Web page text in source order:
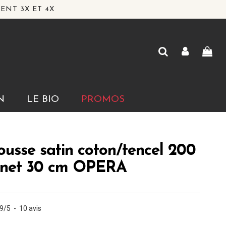
3X ET 4X
LE BIO PROMOS
satin coton/tencel 200
30 cm OPERA
/5 - 10 avis